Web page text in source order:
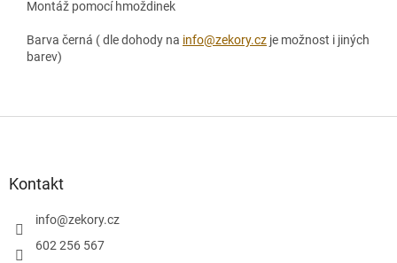
Montáž pomocí hmoždinek
Barva černá ( dle dohody na info@zekory.cz je možnost i jiných
barev)
Kontakt
info@zekory.cz
602 256 567